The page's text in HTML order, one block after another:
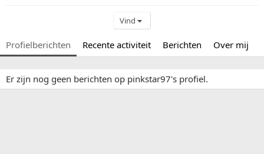
Vind
Profielberichten Recente activiteit Berichten Over mij
Er zijn nog geen berichten op pinkstar97's profiel.